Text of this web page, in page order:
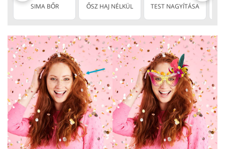
SIMA BŐR ŐSZ HAJ NÉLKÜL TEST NAGYÍTÁSA